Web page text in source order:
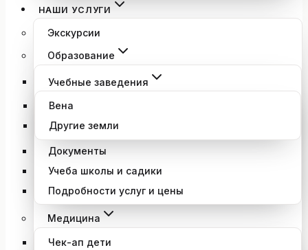
НАШИ УСЛУГИ
Экскурсии
Образование
Учебные заведения
Вена
Другие земли
Документы
Учеба школы и садики
Подробности услуг и цены
Медицина
Чек-ап дети